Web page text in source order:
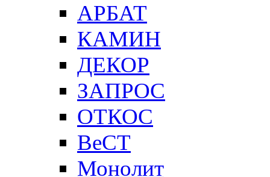
АРБАТ
КАМИН
ДЕКОР
ЗАПРОС
ОТКОС
ВеСТ
Монолит